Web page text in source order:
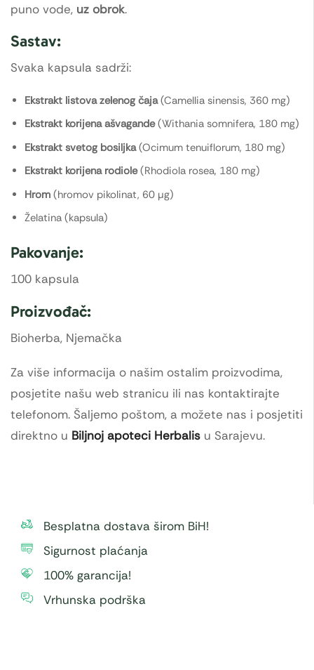
puno vode, uz obrok.
Sastav:
Svaka kapsula sadrži:
Ekstrakt listova zelenog čaja(Camellia sinensis, 360 mg)
Ekstrakt korijena ašvagande(Withania somnifera, 180 mg)
Ekstrakt svetog bosiljka(Ocimum tenuiflorum, 180 mg)
Ekstrakt korijena rodiole(Rhodiola rosea, 180 mg)
Hrom (hromov pikolinat, 60 µg)
Želatina (kapsula)
Pakovanje:
100 kapsula
Proizvođač:
Bioherba, Njemačka
Za više informacija o našim ostalim proizvodima,
posjetite našu web stranicu ili nas kontaktirajte
telefonom. Šaljemo poštom, a možete nas i posjetiti
direktno u Biljnoj apoteci Herbalis u Sarajevu.
Besplatna dostava širom BiH!
Sigurnost plaćanja
100% garancija!
Vrhunska podrška